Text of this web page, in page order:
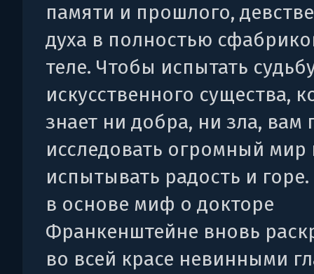
памяти и прошлого,
духа в полностью
теле. Чтобы испытать
искусственного существа,
знает ни добра, ни зла, вам
исследовать огромный мир
испытывать радость и
в основе миф о докторе
Франкенштейне вновь
во всей красе невинными